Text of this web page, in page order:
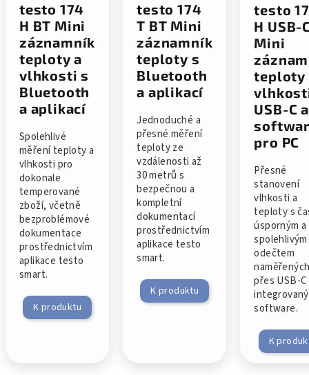
testo 174
H BT Mini
záznamník
teploty a
vlhkosti s
Bluetooth
a aplikací
Spolehlivé
měření teploty a
vlhkosti pro
dokonale
temperované
zboží, včetně
bezproblémové
dokumentace
prostřednictvím
aplikace testo
smart.
K produktu
testo 174
T BT Mini
záznamník
teploty s
Bluetooth
a aplikací
Jednoduché a
přesné měření
teploty ze
vzdálenosti až
30 metrů s
bezpečnou a
kompletní
dokumentací
prostřednictvím
aplikace testo
smart.
K produktu
testo
H USB-
Mini
teploty
USB-C a
pro PC
Přesné
stanovení
vlhkosti a
teploty s
úsporným a
spolehlivým
odečtem
přes USB-C
integrovaný
software.
K